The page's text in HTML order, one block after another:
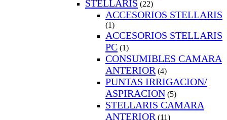
STELLARIS (22)
ACCESORIOS STELLARIS
(1)
ACCESORIOS STELLARIS
PC (1)
CONSUMIBLES CAMARA
ANTERIOR (4)
PUNTAS IRRIGACION/
ASPIRACION (5)
STELLARIS CAMARA
ANTERIOR (11)